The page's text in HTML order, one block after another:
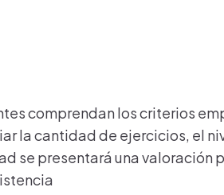
comprendan los criterios
la cantidad de ejercicios, el
se presentará una valoración